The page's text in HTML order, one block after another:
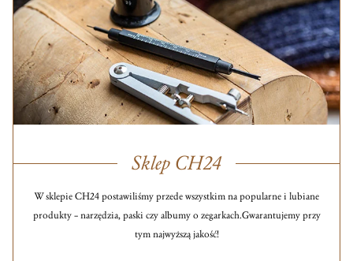
Sklep CH24
W sklepie CH24 postawiliśmy przede wszystkim na popularne i lubiane
produkty – narzędzia, paski czy albumy o zegarkach.Gwarantujemy przy
tym najwyższą jakość!